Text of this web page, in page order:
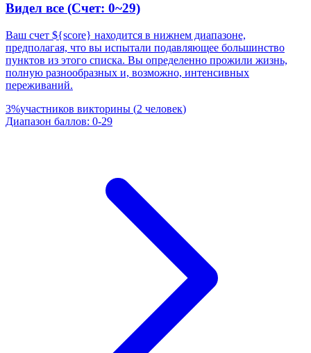
Видел все (Счет: 0~29)
Ваш счет ${score} находится в нижнем диапазоне,
предполагая, что вы испытали подавляющее большинство
пунктов из этого списка. Вы определенно прожили жизнь,
полную разнообразных и, возможно, интенсивных
переживаний.
3%участников викторины (2 человек)
Диапазон баллов: 0-29